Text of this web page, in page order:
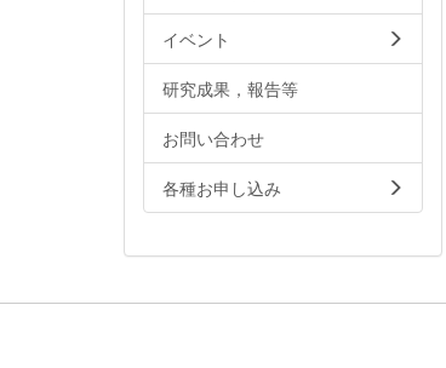
イベント
研究成果，報告等
お問い合わせ
各種お申し込み